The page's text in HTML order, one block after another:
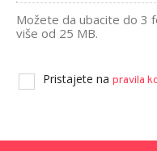
Možete da ubacite do 3
više od 25 MB.
Pristajete na pravila